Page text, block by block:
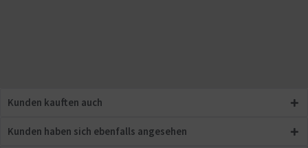
Kunden kauften auch
Kunden haben sich ebenfalls angesehen